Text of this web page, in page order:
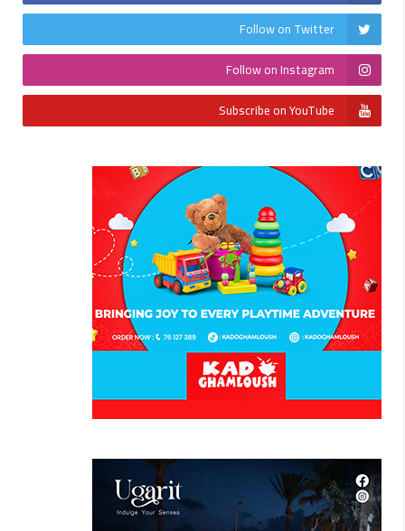
Follow on Twitter
Follow on Instagram
Subscribe on YouTube